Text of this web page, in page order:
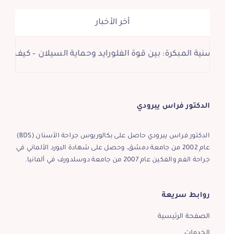
أخر الأخبار
بين قوة الفلورايد وحماية السيلان – كيف تحافظ
الدكتور فراس يبرودي
الدكتور فراس يبرودي حاصل على بكالوريوس جراحة الأسنان (BDS)
عام 2002 من جامعة دمشق، وحصل على شهادة البورد الألماني في
جراحة الفم والفكين عام 2007 من جامعة دوسلدورف في ألمانيا.
روابط سريعة
الصفحة الرئيسية